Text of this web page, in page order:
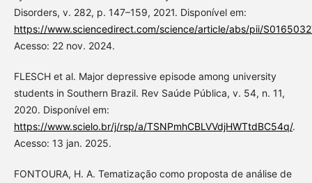
Disorders, v. 282, p. 147–159, 2021. Disponível em:
https://www.sciencedirect.com/science/article/abs/pii/
Acesso: 22 nov. 2024.
FLESCH et al. Major depressive episode among university
students in Southern Brazil. Rev Saúde Pública, v. 54, n. 11,
2020. Disponível em:
https://www.scielo.br/j/rsp/a/TSNPmhCBLVVdjHWTtdBC54q/.
Acesso: 13 jan. 2025.
FONTOURA, H. A. Tematização como proposta de análise de